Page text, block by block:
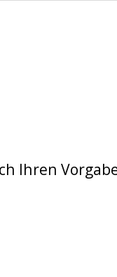
Ihren